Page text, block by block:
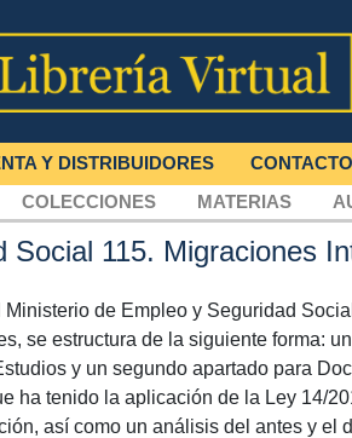
Y DISTRIBUIDORES
CONTACTO
COLECCIONES MATERIAS
115. Migraciones
de Empleo y Seguridad
se estructura de la siguiente forma:
y un segundo apartado para
ha tenido la aplicación de la Ley 14/
así como un análisis del antes y el